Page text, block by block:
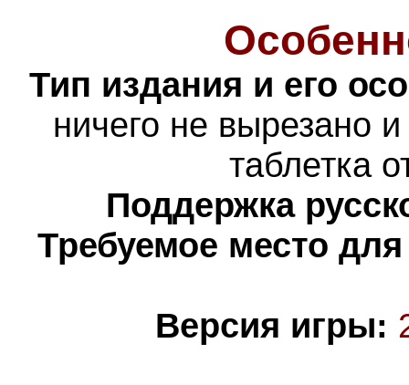
Тип издания и его
ничего не вырезано
таблетка
Поддержка
Требуемое место
Версия игры: